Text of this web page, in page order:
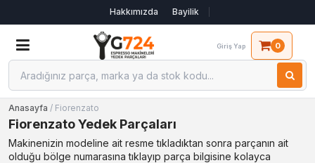
Hakkımızda Bayilik
Giriş Yap 0
Anasayfa / Fiorenzato
Fiorenzato Yedek Parçaları
Makinenizin modeline ait resme tıkladıktan sonra parçanın ait
olduğu bölge numarasına tıklayıp parça bilgisine kolayca